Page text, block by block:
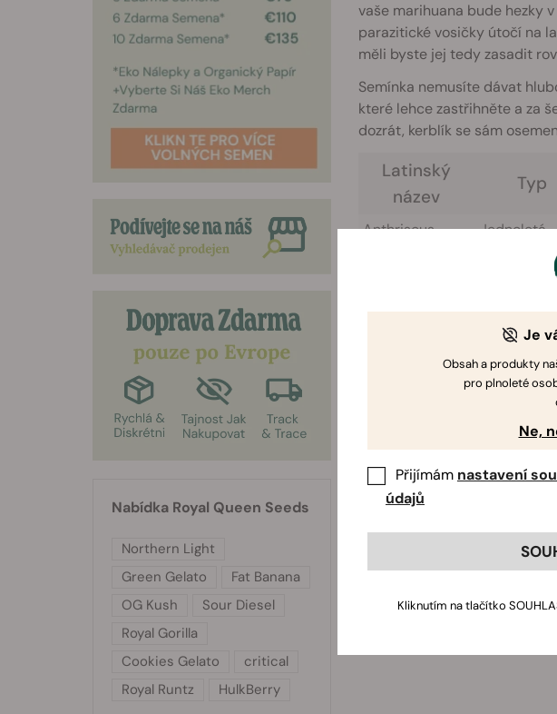
vaše marihuana bude hezky
parazitické vosičky útočí na
měli byste jej tedy zasadit
Semínka nemusíte dávat
které lehce zastřihněte a za
dozrát, kerblík se sám
Latinský
název
Typ
Anthriscus
Jednoletá
Půda
mezi 5,0 a 8,2.
bohatou
se
kompostu.
Nabídka Royal Queen Seeds
Northern Light
Green Gelato
Fat Banana
OG Kush
Sour Diesel
Royal Gorilla
Cookies Gelato
critical
Royal Runtz
HulkBerry
Je
Obsah a produkty
pro plnoleté
Ne,
Přijímám nastavení
údajů
Kliknutím na tlačítko